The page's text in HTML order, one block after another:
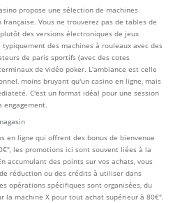
propose une sélection de machines
Vous ne trouverez pas de tables de
des versions électroniques de jeux
des machines à rouleaux avec des
de paris sportifs (avec des cotes
de vidéo poker. L'ambiance est celle
moins bruyant qu'un casino en ligne, mais
C'est un format idéal pour une session
engagement.
en ligne qui offrent des bonus de bienvenue
les promotions ici sont souvent liées à la
accumulant des points sur vos achats, vous
réduction ou des crédits à utiliser dans
opérations spécifiques sont organisées, du
la machine X pour tout achat supérieur à 80€".